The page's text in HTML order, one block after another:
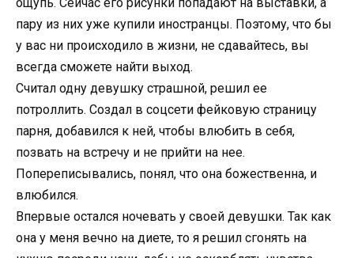
пару из них уже купили иностранцы. Поэтому, что бы
у вас ни происходило в жизни, не сдавайтесь, вы
всегда сможете найти выход.
Считал одну девушку страшной, решил ее
потроллить. Создал в соцсети фейковую страницу
парня, добавился к ней, чтобы влюбить в себя,
позвать на встречу и не прийти на нее.
Попереписывались, понял, что она божественна, и
влюбился.
Впервые остался ночевать у своей девушки. Так как
она у меня вечно на диете, то я решил сгонять на